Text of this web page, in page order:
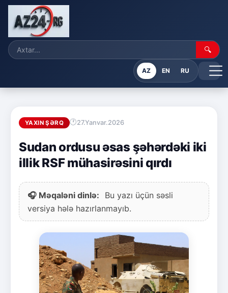
🔍
AZ EN RU
YAXIN ŞƏRQ 27.Yanvar.2026
Sudan ordusu əsas şəhərdəki iki
illik RSF mühasirəsini qırdı
🎧 Məqaləni dinlə:
Bu yazı üçün səsli
versiya hələ hazırlanmayıb.